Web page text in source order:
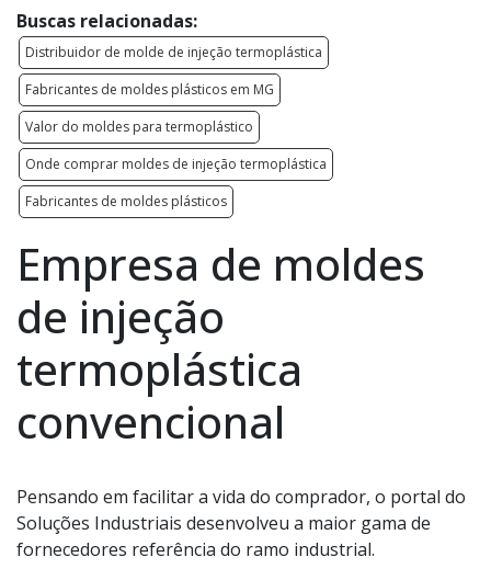
Buscas relacionadas:
Distribuidor de molde de injeção termoplástica
Fabricantes de moldes plásticos em MG
Valor do moldes para termoplástico
Onde comprar moldes de injeção termoplástica
Fabricantes de moldes plásticos
Empresa de moldes
de injeção
termoplástica
convencional
Pensando em facilitar a vida do comprador, o portal do
Soluções Industriais desenvolveu a maior gama de
fornecedores referência do ramo industrial.